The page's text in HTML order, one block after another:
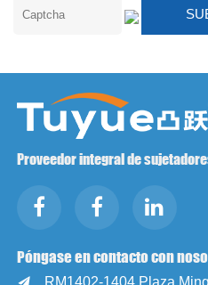
Proveedor integral de
Póngase en contacto con